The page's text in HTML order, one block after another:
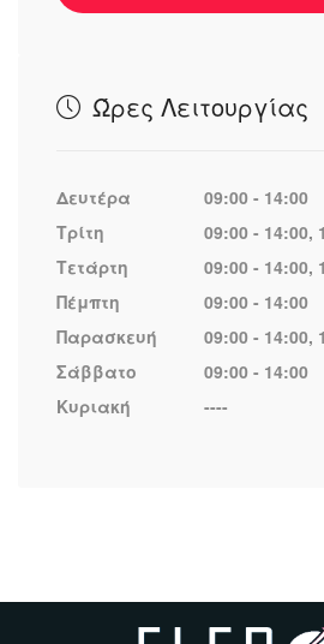
Ώρες Λειτουργίας
Δευτέρα
09:00 - 14:00
Τρίτη
09:00 - 14:00,
Τετάρτη
09:00 - 14:00,
Πέμπτη
09:00 - 14:00
Παρασκευή
09:00 - 14:00,
Σάββατο
09:00 - 14:00
Κυριακή
----